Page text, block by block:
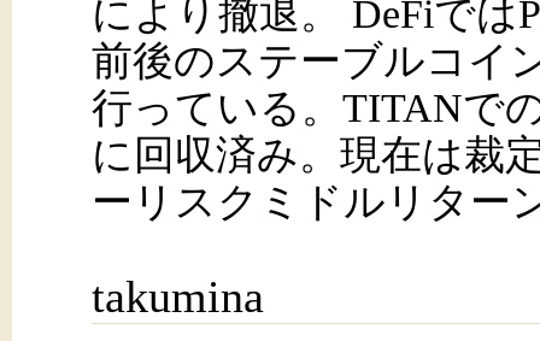
により撤退。 DeFiでは
前後のステーブルコイ
行っている。TITANで
に回収済み。現在は裁
ーリスクミドルリター
takumina